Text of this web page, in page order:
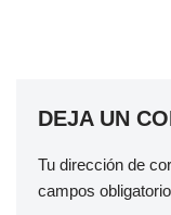
DEJA UN
Tu dirección de
campos